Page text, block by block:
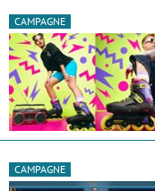
CAMPAGNE
CAMPAGNE